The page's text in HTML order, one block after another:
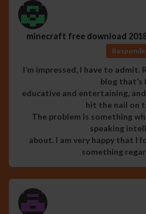
minecraft free download
I’m impressed, I have to admit.
blog that’s
educative and entertaining,
hit the nail on
The problem is something
speaking
about. I am very happy that I
something